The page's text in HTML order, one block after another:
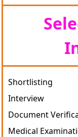
Shortlisting
Interview
Document
Medical